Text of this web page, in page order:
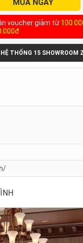
MUA NGAY
voucher giảm từ
HỆ THỐNG 15 SHOWROOM